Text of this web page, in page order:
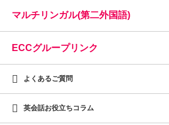
マルチリンガル(第二外国語)
ECCグループリンク
よくあるご質問
英会話お役立ちコラム